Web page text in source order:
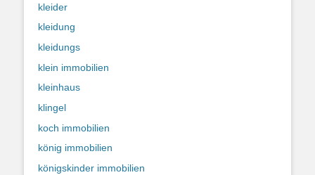
kleider
kleidung
kleidungs
klein immobilien
kleinhaus
klingel
koch immobilien
könig immobilien
königskinder immobilien